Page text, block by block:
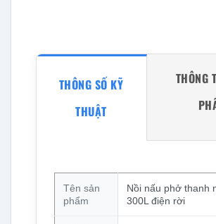
THÔNG SỐ KỸ
THUẬT
THÔNG
Tên sản
phẩm
Nồi nấu phở thanh
300L điện rời